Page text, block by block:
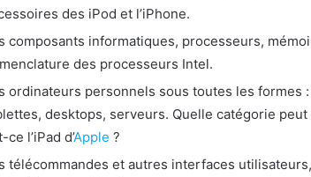
des iPod et l’iPhone.
composants informatiques, processeurs,
des processeurs Intel.
ordinateurs personnels sous toutes les formes
desktops, serveurs. Quelle catégorie peut
ce l’iPad d’Apple ?
télécommandes et autres interfaces